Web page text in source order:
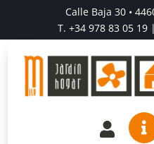
Calle Baja 30 •
T. +34 978 83 05 19|
 